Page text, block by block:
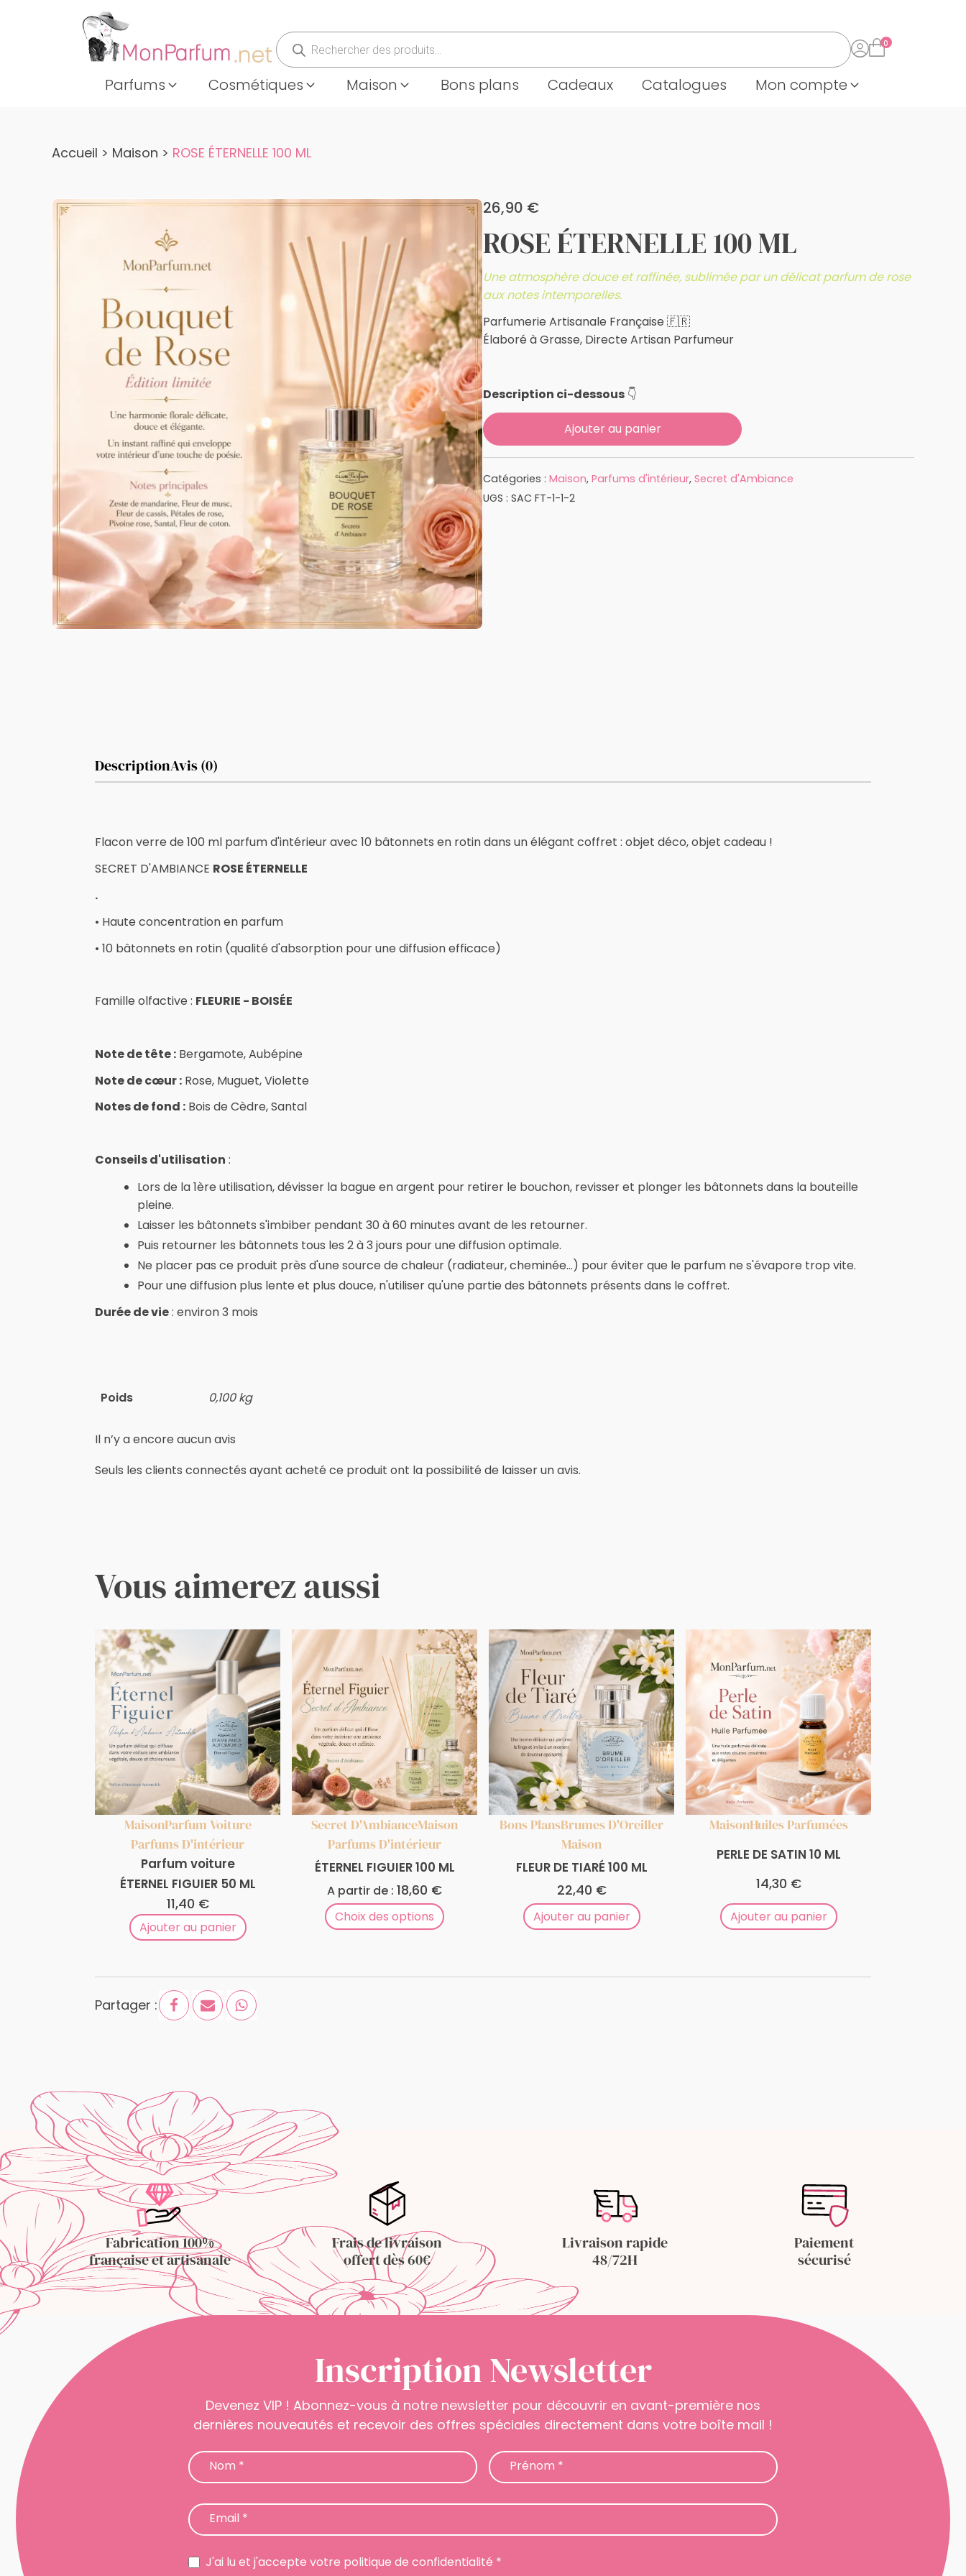
Recherche
de
produits
Parfums Cosmétiques Maison Bons plans Cadeaux Catalogues Mon compte
Accueil > Maison > ROSE ÉTERNELLE 100 ML
26,90 €
ROSE ÉTERNELLE 100 ML
Une atmosphère douce et raffinée, sublimée par un délicat parfum de rose
aux notes intemporelles.
Parfumerie Artisanale Française 🇫🇷
Élaboré à Grasse, Directe Artisan Parfumeur
Description ci-dessous 👇
Ajouter au panier
UGS : SAC FT-1-1-2
Catégories : Maison, Parfums d'intérieur, Secret d'Ambiance
DescriptionAvis (0)
Flacon verre de 100 ml parfum d'intérieur avec 10 bâtonnets en rotin dans un élégant coffret : objet déco, objet cadeau !
SECRET D'AMBIANCE ROSE ÉTERNELLE
.
• Haute concentration en parfum
• 10 bâtonnets en rotin (qualité d'absorption pour une diffusion efficace)
Famille olfactive : FLEURIE - BOISÉE
Note de tête : Bergamote, Aubépine
Note de cœur : Rose, Muguet, Violette
Notes de fond : Bois de Cèdre, Santal
Conseils d'utilisation :
Lors de la 1ère utilisation, dévisser la bague en argent pour retirer le bouchon, revisser et plonger les bâtonnets dans la bouteille
pleine.
Laisser les bâtonnets s'imbiber pendant 30 à 60 minutes avant de les retourner.
Puis retourner les bâtonnets tous les 2 à 3 jours pour une diffusion optimale.
Ne placer pas ce produit près d'une source de chaleur (radiateur, cheminée...) pour éviter que le parfum ne s'évapore trop vite.
Pour une diffusion plus lente et plus douce, n'utiliser qu'une partie des bâtonnets présents dans le coffret.
Durée de vie: environ 3 mois
Poids 0,100 kg
Il n’y a encore aucun avis
Seuls les clients connectés ayant acheté ce produit ont la possibilité de laisser un avis.
Vous aimerez aussi
MaisonParfum Voiture
Parfums D'intérieur
Parfum voiture
ÉTERNEL FIGUIER 50 ML
11,40 €
Ajouter au panier
Secret D'AmbianceMaison
Parfums D'intérieur
ÉTERNEL FIGUIER 100 ML
A partir de : 18,60 €
Choix des options
Bons PlansBrumes D'Oreiller
Maison
FLEUR DE TIARÉ 100 ML
22,40 €
Ajouter au panier
MaisonHuiles Parfumées
PERLE DE SATIN 10 ML
14,30 €
Ajouter au panier
Partager :
Fabrication 100%
française et artisanale
Frais de livraison
offert dès 60€
Livraison rapide
48/72H
Paiement
sécurisé
Inscription Newsletter
Devenez VIP ! Abonnez-vous à notre newsletter pour découvrir en avant-première nos
dernières nouveautés et recevoir des offres spéciales directement dans votre boîte mail !
Nom * Prénom *
Email *
J'ai lu et j'accepte votre politique de confidentialité *